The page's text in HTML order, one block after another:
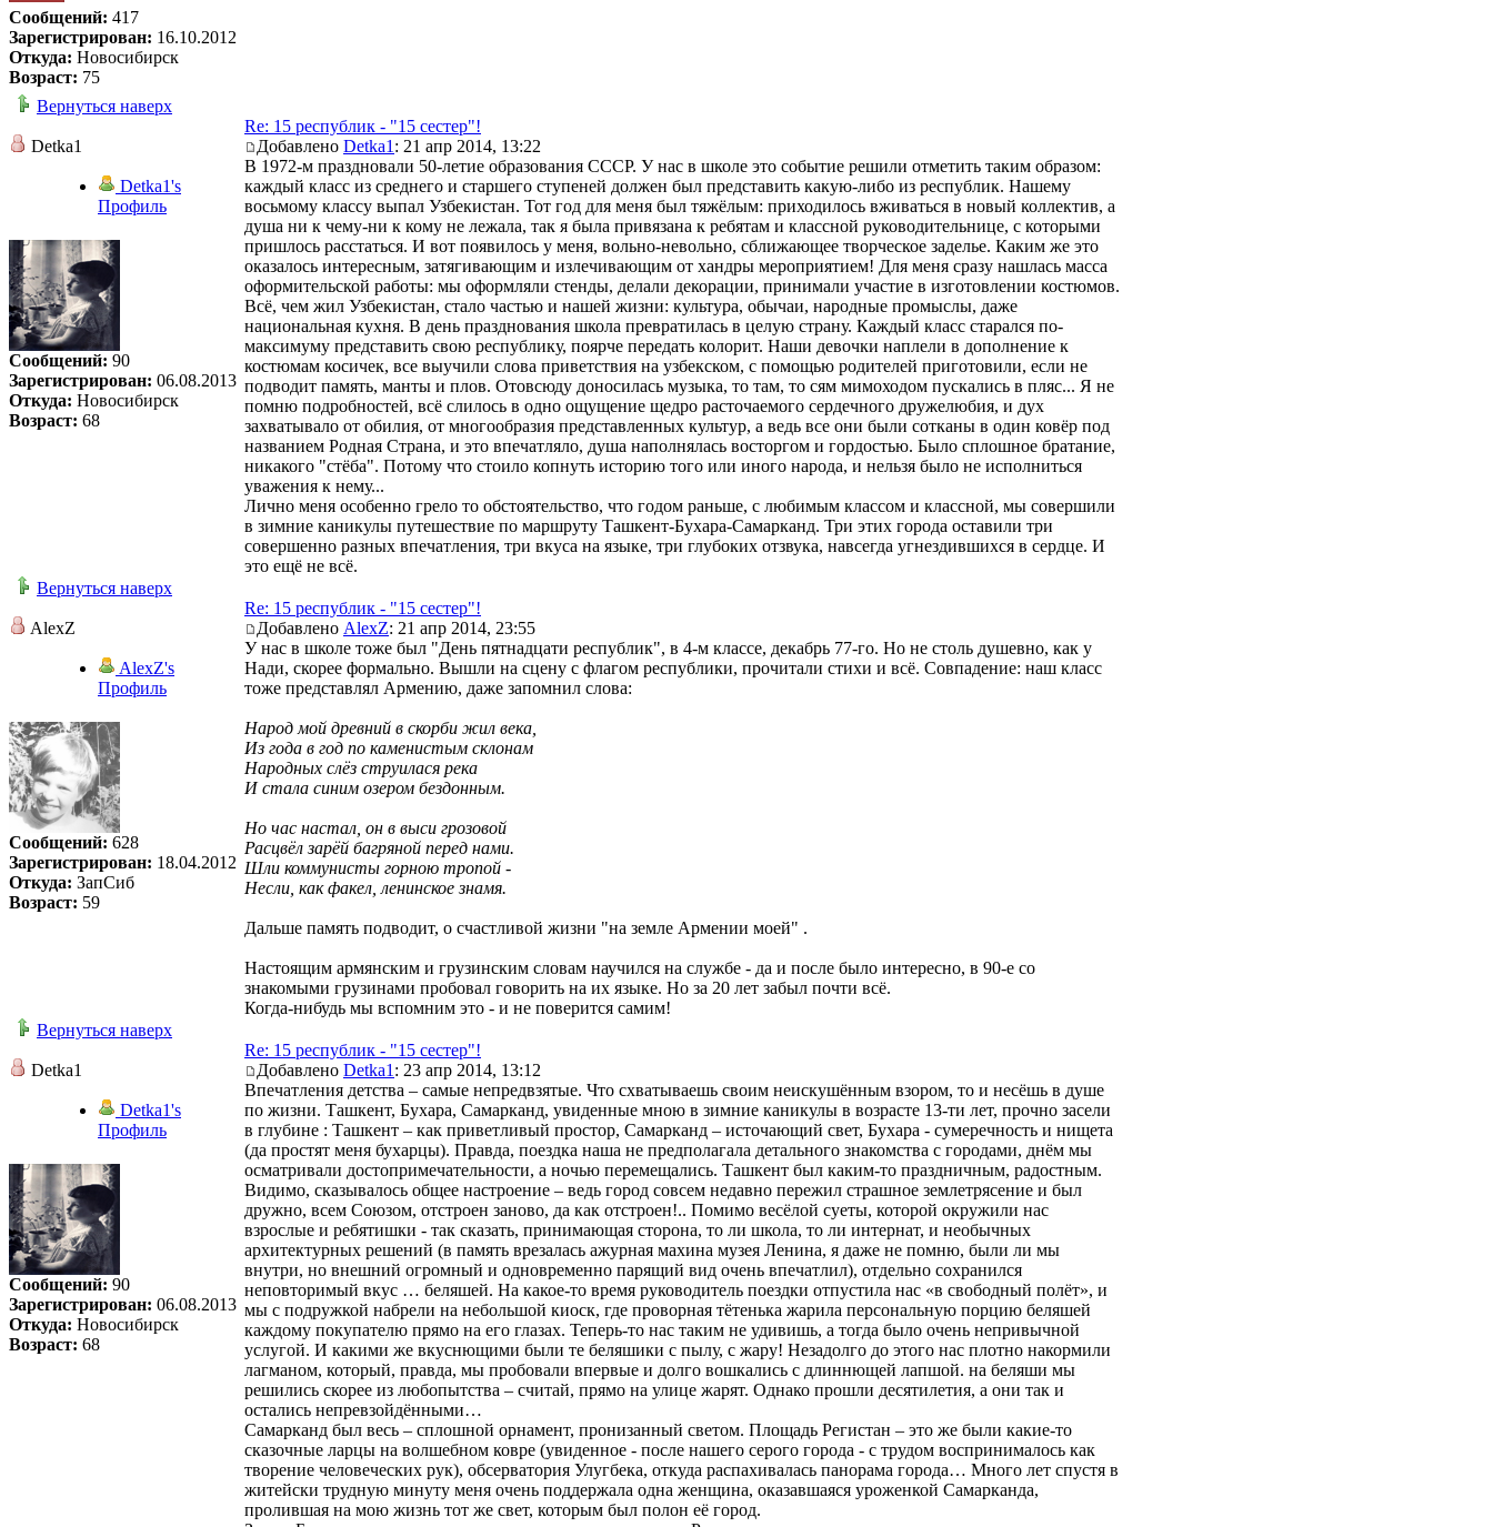
Сообщений: 417
Зарегистрирован: 16.10.2012
Откуда: Новосибирск
Возраст: 75
Вернуться наверх
Detka1
Detka1's
Профиль
Сообщений: 90
Зарегистрирован: 06.08.2013
Откуда: Новосибирск
Возраст: 68
Re: 15 республик - "15 сестер"!
Добавлено Detka1: 21 апр 2014, 13:22
В 1972-м праздновали 50-летие образования СССР. У нас в школе это событие решили отметить таким образом:
каждый класс из среднего и старшего ступеней должен был представить какую-либо из республик. Нашему
восьмому классу выпал Узбекистан. Тот год для меня был тяжёлым: приходилось вживаться в новый коллектив, а
душа ни к чему-ни к кому не лежала, так я была привязана к ребятам и классной руководительнице, с которыми
пришлось расстаться. И вот появилось у меня, вольно-невольно, сближающее творческое заделье. Каким же это
оказалось интересным, затягивающим и излечивающим от хандры мероприятием! Для меня сразу нашлась масса
оформительской работы: мы оформляли стенды, делали декорации, принимали участие в изготовлении костюмов.
Всё, чем жил Узбекистан, стало частью и нашей жизни: культура, обычаи, народные промыслы, даже
национальная кухня. В день празднования школа превратилась в целую страну. Каждый класс старался по-
максимуму представить свою республику, поярче передать колорит. Наши девочки наплели в дополнение к
костюмам косичек, все выучили слова приветствия на узбекском, с помощью родителей приготовили, если не
подводит память, манты и плов. Отовсюду доносилась музыка, то там, то сям мимоходом пускались в пляс... Я не
помню подробностей, всё слилось в одно ощущение щедро расточаемого сердечного дружелюбия, и дух
захватывало от обилия, от многообразия представленных культур, а ведь все они были сотканы в один ковёр под
названием Родная Страна, и это впечатляло, душа наполнялась восторгом и гордостью. Было сплошное братание,
никакого "стёба". Потому что стоило копнуть историю того или иного народа, и нельзя было не исполниться
уважения к нему...
Лично меня особенно грело то обстоятельство, что годом раньше, с любимым классом и классной, мы совершили
в зимние каникулы путешествие по маршруту Ташкент-Бухара-Самарканд. Три этих города оставили три
совершенно разных впечатления, три вкуса на языке, три глубоких отзвука, навсегда угнездившихся в сердце. И
это ещё не всё.
Вернуться наверх
AlexZ
AlexZ's
Профиль
Сообщений: 628
Зарегистрирован: 18.04.2012
Откуда: ЗапСиб
Возраст: 59
Re: 15 республик - "15 сестер"!
Добавлено AlexZ: 21 апр 2014, 23:55
У нас в школе тоже был "День пятнадцати республик", в 4-м классе, декабрь 77-го. Но не столь душевно, как у
Нади, скорее формально. Вышли на сцену с флагом республики, прочитали стихи и всё. Совпадение: наш класс
тоже представлял Армению, даже запомнил слова:
Народ мой древний в скорби жил века,
Из года в год по каменистым склонам
Народных слёз струилася река
И стала синим озером бездонным.
Но час настал, он в выси грозовой
Расцвёл зарёй багряной перед нами.
Шли коммунисты горною тропой -
Несли, как факел, ленинское знамя.
Дальше память подводит, о счастливой жизни "на земле Армении моей" .
Настоящим армянским и грузинским словам научился на службе - да и после было интересно, в 90-е со
знакомыми грузинами пробовал говорить на их языке. Но за 20 лет забыл почти всё.
Когда-нибудь мы вспомним это - и не поверится самим!
Вернуться наверх
Detka1
Detka1's
Профиль
Сообщений: 90
Зарегистрирован: 06.08.2013
Откуда: Новосибирск
Возраст: 68
Re: 15 республик - "15 сестер"!
Добавлено Detka1: 23 апр 2014, 13:12
Впечатления детства – самые непредвзятые. Что схватываешь своим неискушённым взором, то и несёшь в душе
по жизни. Ташкент, Бухара, Самарканд, увиденные мною в зимние каникулы в возрасте 13-ти лет, прочно засели
в глубине : Ташкент – как приветливый простор, Самарканд – источающий свет, Бухара - сумеречность и нищета
(да простят меня бухарцы). Правда, поездка наша не предполагала детального знакомства с городами, днём мы
осматривали достопримечательности, а ночью перемещались. Ташкент был каким-то праздничным, радостным.
Видимо, сказывалось общее настроение – ведь город совсем недавно пережил страшное землетрясение и был
дружно, всем Союзом, отстроен заново, да как отстроен!.. Помимо весёлой суеты, которой окружили нас
взрослые и ребятишки - так сказать, принимающая сторона, то ли школа, то ли интернат, и необычных
архитектурных решений (в память врезалась ажурная махина музея Ленина, я даже не помню, были ли мы
внутри, но внешний огромный и одновременно парящий вид очень впечатлил), отдельно сохранился
неповторимый вкус … беляшей. На какое-то время руководитель поездки отпустила нас «в свободный полёт», и
мы с подружкой набрели на небольшой киоск, где проворная тётенька жарила персональную порцию беляшей
каждому покупателю прямо на его глазах. Теперь-то нас таким не удивишь, а тогда было очень непривычной
услугой. И какими же вкуснющими были те беляшики с пылу, с жару! Незадолго до этого нас плотно накормили
лагманом, который, правда, мы пробовали впервые и долго вошкались с длиннющей лапшой. на беляши мы
решились скорее из любопытства – считай, прямо на улице жарят. Однако прошли десятилетия, а они так и
остались непревзойдёнными…
Самарканд был весь – сплошной орнамент, пронизанный светом. Площадь Регистан – это же были какие-то
сказочные ларцы на волшебном ковре (увиденное - после нашего серого города - с трудом воспринималось как
творение человеческих рук), обсерватория Улугбека, откуда распахивалась панорама города… Много лет спустя в
житейски трудную минуту меня очень поддержала одна женщина, оказавшаяся уроженкой Самарканда,
пролившая на мою жизнь тот же свет, которым был полон её город.